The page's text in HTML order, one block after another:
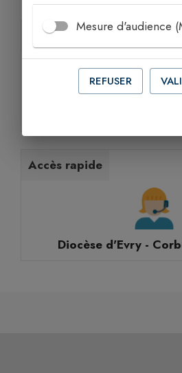
Accès rapide
Accès rapide
Diocèse d'Evry -
Mesure d'audience
REFUSER